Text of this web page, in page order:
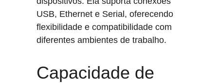
USB, Ethernet e Serial, oferecendo
flexibilidade e compatibilidade com
diferentes ambientes de trabalho.
Capacidade de